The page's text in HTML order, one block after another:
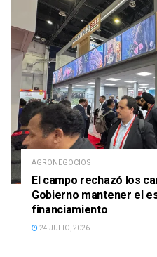
AGRONEGOCIOS
El campo rechazó los
Gobierno mantener el
financiamiento
24 JULIO, 2026